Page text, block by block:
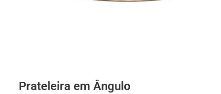
Prateleira em Ângulo